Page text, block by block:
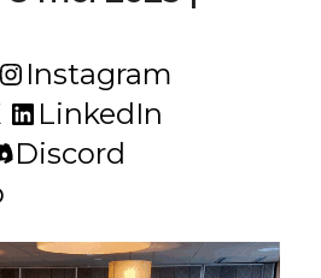
Instagram
LinkedIn
Discord